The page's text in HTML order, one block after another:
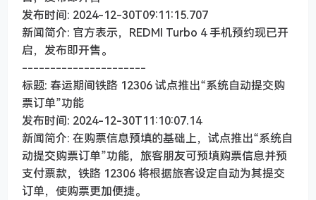
发布时间: 2024-12-30T09:11:15.707
新闻简介: 官方表示，REDMI Turbo 4 手机预约现已开
启，发布即开售。
----------------------
标题: 春运期间铁路 12306 试点推出“系统自动提交购
票订单”功能
发布时间: 2024-12-30T11:10:07.14
新闻简介: 在购票信息预填的基础上，试点推出“系统自
动提交购票订单”功能，旅客朋友可预填购票信息并预
支付票款，铁路 12306 将根据旅客设定自动为其提交
订单，使购票更加便捷。